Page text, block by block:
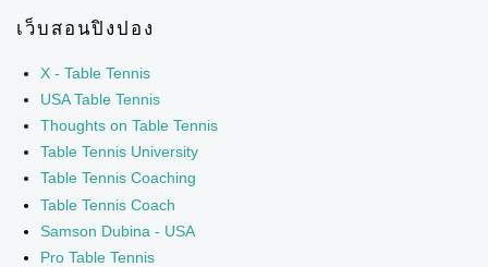
เว็บสอนปิงปอง
X - Table Tennis
USA Table Tennis
Thoughts on Table Tennis
Table Tennis University
Table Tennis Coaching
Table Tennis Coach
Samson Dubina - USA
Pro Table Tennis